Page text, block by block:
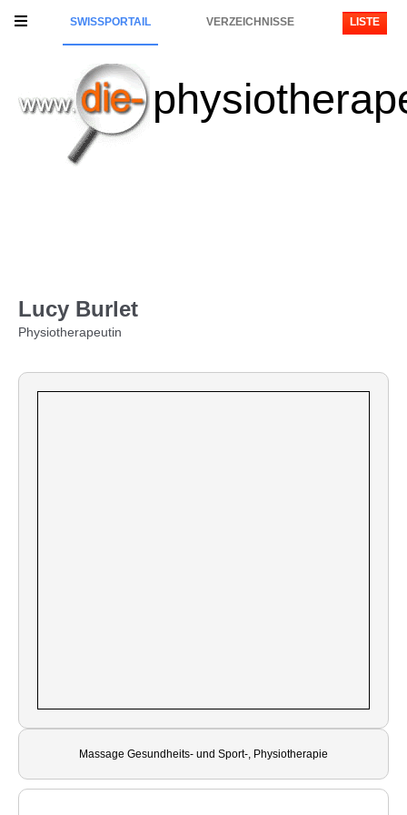
SWISSPORTAIL VERZEICHNISSE LISTE
Lucy Burlet
Physiotherapeutin
Massage Gesundheits- und Sport-, Physiotherapie